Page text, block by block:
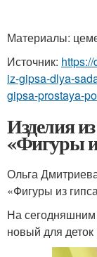
Материалы:
Источник:
iz-gipsa-dlya-
gipsa-prostaya-
Изделия
«Фигуры
Ольга
«Фигуры из
На
новый для